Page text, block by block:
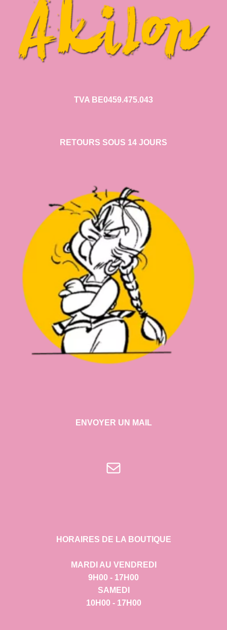
TVA BE0459.475.043
RETOURS SOUS 14 JOURS
ENVOYER UN MAIL
E-mail
HORAIRES DE LA BOUTIQUE
MARDI AU VENDREDI
9H00 - 17H00
SAMEDI
10H00 - 17H00